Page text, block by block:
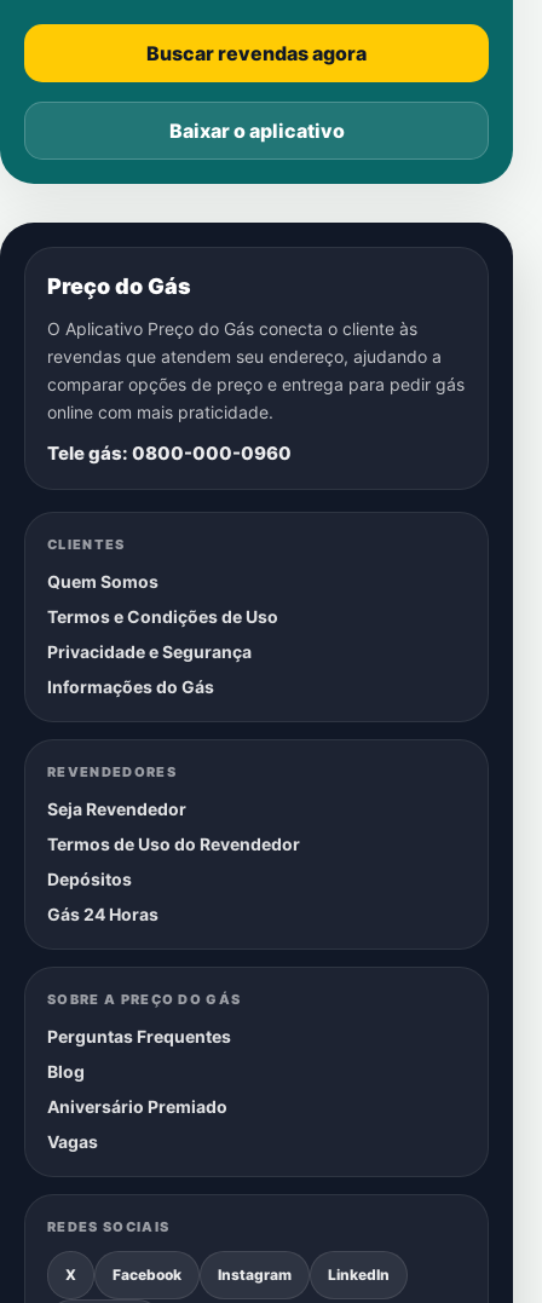
Buscar revendas agora
Baixar o aplicativo
Preço do Gás
O Aplicativo Preço do Gás conecta o cliente às
revendas que atendem seu endereço, ajudando a
comparar opções de preço e entrega para pedir gás
online com mais praticidade.
Tele gás: 0800-000-0960
CLIENTES
Quem Somos
Termos e Condições de Uso
Privacidade e Segurança
Informações do Gás
REVENDEDORES
Seja Revendedor
Termos de Uso do Revendedor
Depósitos
Gás 24 Horas
SOBRE A PREÇO DO GÁS
Perguntas Frequentes
Blog
Aniversário Premiado
Vagas
REDES SOCIAIS
X Facebook Instagram LinkedIn